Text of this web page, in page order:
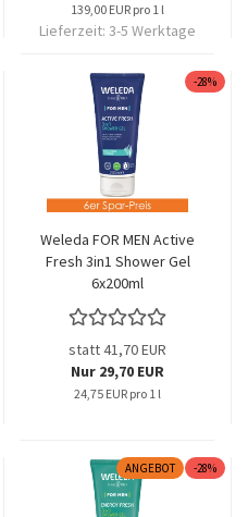
139,00 EUR pro 1 l
Lieferzeit: 3-5 Werktage
-28%
Weleda FOR MEN Active
Fresh 3in1 Shower Gel
6x200ml
statt 41,70 EUR
Nur 29,70 EUR
24,75 EUR pro 1 l
ANGEBOT -28%